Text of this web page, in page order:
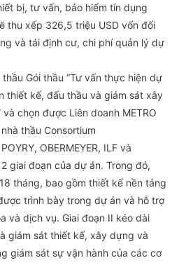
bị, tư vấn, bảo hiểm tín dụng
thu xếp 326,5 triệu USD vốn đối
và tái định cư, chi phí quản lý dự
Gói thầu “Tư vấn thực hiện dự
thiết kế, đấu thầu và giám sát xây
chọn được Liên doanh METRO
thầu Consortium
OBERMEYER, ILF và
giai đoạn của dự án. Trong đó,
tháng, bao gồm thiết kế nền tảng
trình bày trong dự án và hỗ trợ
và dịch vụ. Giai đoạn II kéo dài
giám sát thiết kế, xây dựng và
giám sát sự vận hành của các cơ